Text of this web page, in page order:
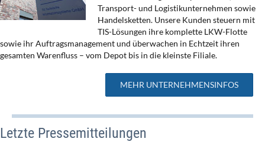
Transport- und Logistikunternehmen sowie
Handelsketten. Unsere Kunden steuern mit
TIS-Lösungen ihre komplette LKW-Flotte
sowie ihr Auftragsmanagement und überwachen in Echtzeit ihren
gesamten Warenfluss – vom Depot bis in die kleinste Filiale.
MEHR UNTERNEHMENSINFOS
Letzte Pressemitteilungen